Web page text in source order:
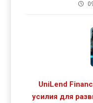
UniLend
усилия для